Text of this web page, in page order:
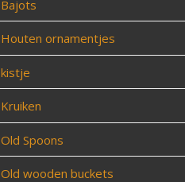
Bajots
Houten ornamentjes
kistje
Kruiken
Old Spoons
Old wooden buckets